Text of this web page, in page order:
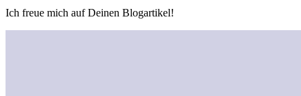
Ich freue mich auf Deinen Blogartikel!